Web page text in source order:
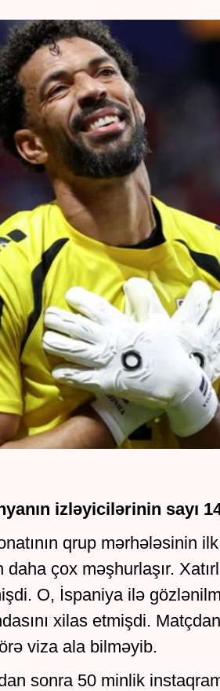
izləyicilərinin sayı
qrup mərhələsinin
çox məşhurlaşır.
O, İspaniya ilə
xilas etmişdi.
viza ala bilməyib.
sonra 50 minlik